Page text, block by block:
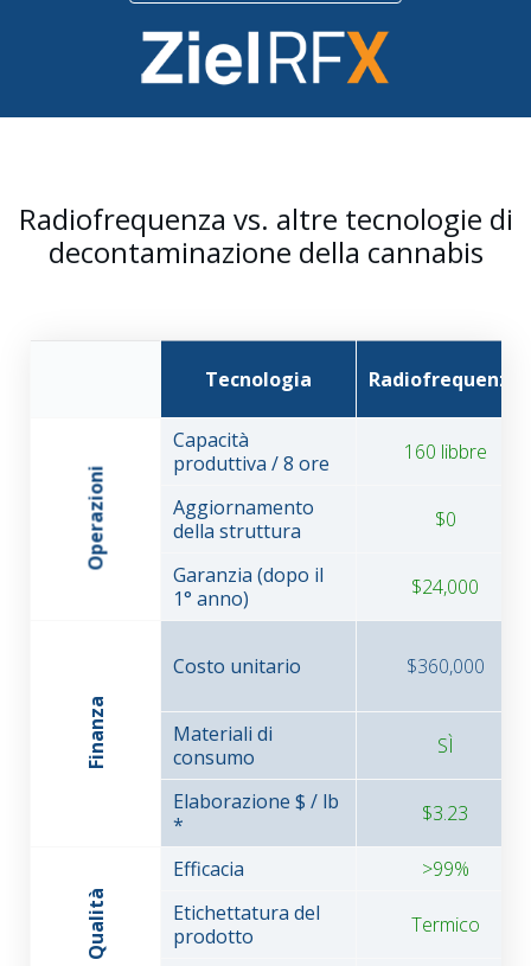
Radiofrequenza vs. altre tecnologie di
decontaminazione della cannabis
Tecnologia Radiofrequenza
Operazioni
Capacità
produttiva / 8 ore
160 libbre
Aggiornamento
della struttura
$0
Garanzia (dopo il
1° anno)
$24,000
Finanza
Costo unitario $360,000
Materiali di
consumo
SÌ
Elaborazione $ / lb
*
$3.23
Qualità
Efficacia
>99%
Etichettatura del
prodotto
Termico